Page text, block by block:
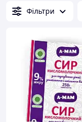
Фільтри